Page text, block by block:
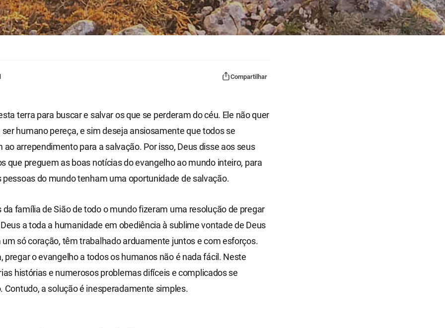
Compartilhar
terra para buscar e salvar os que se perderam do céu. Ele não quer
humano pereça, e sim deseja ansiosamente que todos se
ao arrependimento para a salvação. Por isso, Deus disse aos seus
que preguem as boas notícias do evangelho ao mundo inteiro, para
pessoas do mundo tenham uma oportunidade de salvação.
da família de Sião de todo o mundo fizeram uma resolução de pregar
a toda a humanidade em obediência à sublime vontade de Deus
um só coração, têm trabalhado arduamente juntos e com esforços.
pregar o evangelho a todos os humanos não é nada fácil. Neste
histórias e numerosos problemas difíceis e complicados se
Contudo, a solução é inesperadamente simples.